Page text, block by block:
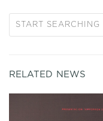
RELATED NEWS